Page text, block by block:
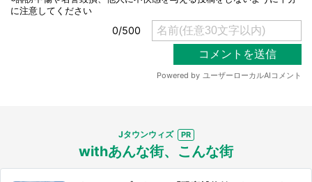
Jタウンウィズ
withあんな街、こんな街